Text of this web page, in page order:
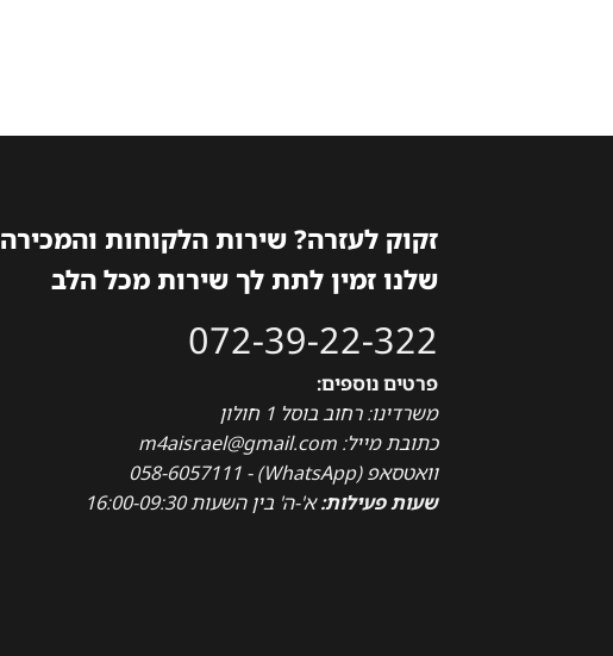
זקוק לעזרה? שירות הלקוחות והמכירה
שלנו זמין לתת לך שירות מכל הלב
072-39-22-322
פרטים נוספים:
משרדינו: רחוב בוסל 1 חולון
כתובת מייל: m4aisrael@gmail.com
וואטסאפ (WhatsApp) - 058-6057111
שעות פעילות:א'-ה' בין השעות 16:00-09:30